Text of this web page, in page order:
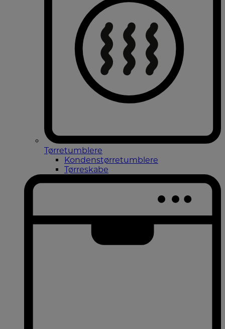
Tørretumblere
Kondenstørretumblere
Tørreskabe